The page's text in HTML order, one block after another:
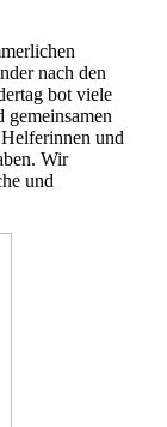
nach den
bot viele
gemeinsamen
und
Wir
und